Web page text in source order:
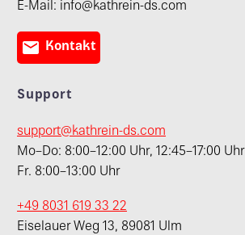
E-Mail: info@kathrein-ds.com
 Kontakt
Support
support@kathrein-ds.com
Mo–Do: 8:00–12:00 Uhr, 12:45–17:00 Uhr
Fr. 8:00–13:00 Uhr
+49 8031 619 33 22
Eiselauer Weg 13, 89081 Ulm